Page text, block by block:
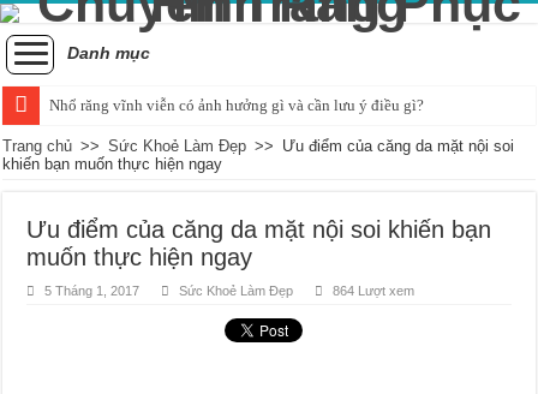
Danh mục
Nhổ răng vĩnh viễn có ảnh hưởng gì và cần lưu ý điều gì?
Tình trạng răng bị đau khi nhai và cách xử lý hiệu quả
Cách nhận biết và khắc phục tình trạng trẻ bị vỡ răng hiệu quả
Nguyên nhân và cách điều trị sưng nướu răng trong cùng hàm dưới
Quá trình mọc răng khôn bắt đầu và kéo dài bao lâu?
Chụp x-quang răng khôn: Khi nào là quyết định hợp lý?
Trang chủ >> Sức Khoẻ Làm Đẹp >> Ưu điểm của căng da mặt nội soi
khiến bạn muốn thực hiện ngay
Ưu điểm của căng da mặt nội soi khiến bạn
muốn thực hiện ngay
5 Tháng 1, 2017 Sức Khoẻ Làm Đẹp 864 Lượt xem